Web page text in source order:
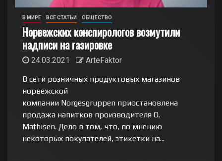
В МИРЕ ВСЕ СТАТЬИ ОБЩЕСТВО
Норвежских конспирологов возмутили
надписи на газировке
24.03.2021
ArteFaktor
В сети розничных продуктовых магазинов
норвежской
компании Norgesgruppen приостановлена
продажа напитков производителя O.
Mathisen. Дело в том, что, по мнению
некоторых покупателей, этикетки на...